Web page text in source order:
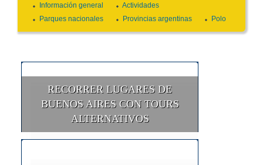
Información general
Actividades
Parques nacionales
Provincias argentinas Polo
RECORRER LUGARES DE
BUENOS AIRES CON TOURS
ALTERNATIVOS